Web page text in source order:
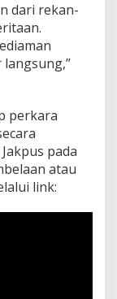
dari rekan-
perkara
pada
atau
link: